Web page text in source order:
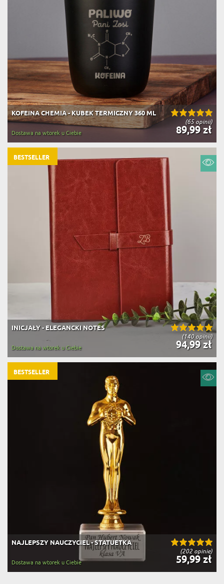
(65 opinii)
KOFEINA CHEMIA - KUBEK TERMICZNY 360 ML
89,99 zł
Dostawa na wtorek u Ciebie
(140 opinii)
INICJAŁY - ELEGANCKI NOTES
94,99 zł
Dostawa na wtorek u Ciebie
BESTSELLER
(202 opinie)
NAJLEPSZY NAUCZYCIEL - STATUETKA
59,99 zł
Dostawa na wtorek u Ciebie
BESTSELLER